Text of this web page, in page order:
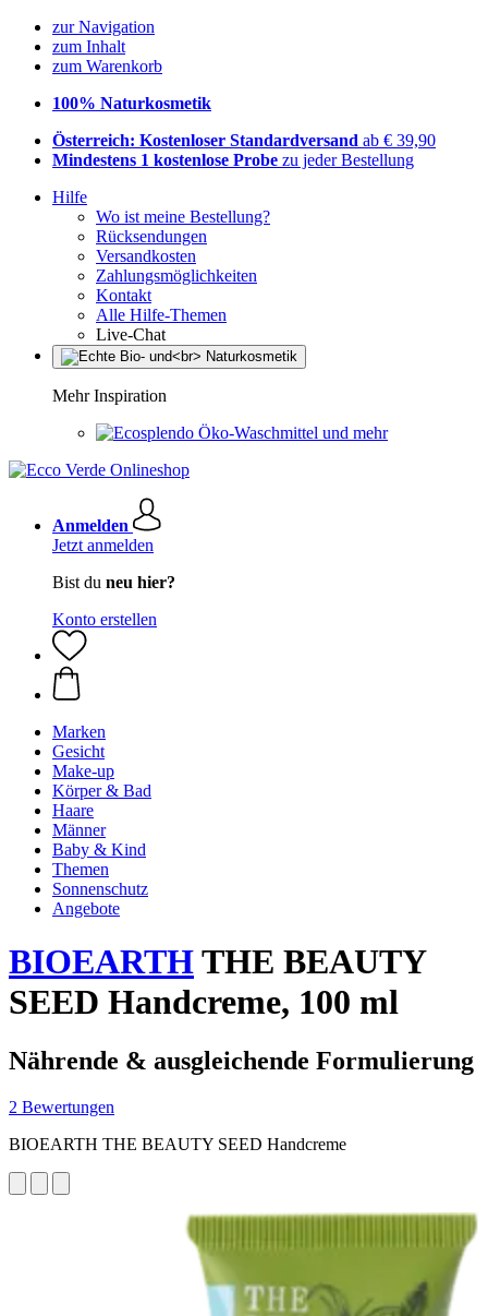
zur Navigation
zum Inhalt
zum Warenkorb
100% Naturkosmetik
Österreich: Kostenloser Standardversand ab € 39,90
Mindestens 1 kostenlose Probe zu jeder Bestellung
Hilfe
Wo ist meine Bestellung?
Rücksendungen
Versandkosten
Zahlungsmöglichkeiten
Kontakt
Alle Hilfe-Themen
Live-Chat
Mehr Inspiration
Öko-Waschmittel und mehr
Anmelden
Jetzt anmelden
Bist du neu hier?
Konto erstellen
Marken
Gesicht
Make-up
Körper & Bad
Haare
Männer
Baby & Kind
Themen
Sonnenschutz
Angebote
BIOEARTHTHE BEAUTY
SEED Handcreme, 100 ml
Nährende & ausgleichende Formulierung
2 Bewertungen
BIOEARTH THE BEAUTY SEED Handcreme